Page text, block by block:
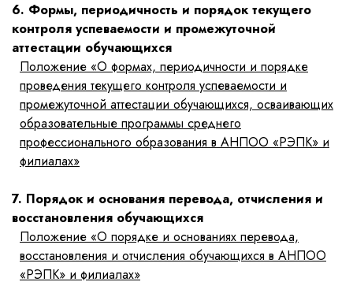
6. Формы, периодичность и порядок текущего
контроля успеваемости и промежуточной
аттестации обучающихся
Положение «О формах, периодичности и порядке
проведения текущего контроля успеваемости и
промежуточной аттестации обучающихся, осваивающих
образовательные программы среднего
профессионального образования в АНПОО «РЭПК» и
филиалах»
7. Порядок и основания перевода, отчисления и
восстановления обучающихся
Положение «О порядке и основаниях перевода,
восстановления и отчисления обучающихся в АНПОО
«РЭПК» и филиалах»